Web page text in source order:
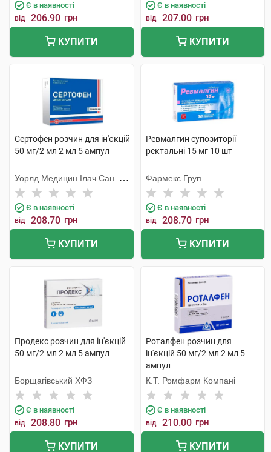
Є в наявності
від 206.90 грн
КУПИТИ
Є в наявності
від 207.00 грн
КУПИТИ
Сертофен розчин для ін'єкцій
50 мг/2 мл 2 мл 5 ампул
Уорлд Медицин Ілач Сан. Ве
Тідж
Є в наявності
від 208.70 грн
КУПИТИ
Ревмалгин супозиторії
ректальні 15 мг 10 шт
Фармекс Груп
Є в наявності
від 208.70 грн
КУПИТИ
Продекс розчин для ін'єкцій
50 мг/2 мл 2 мл 5 ампул
Борщагівський ХФЗ
Є в наявності
від 208.80 грн
КУПИТИ
Роталфен розчин для
ін'єкцій 50 мг/2 мл 2 мл 5
ампул
К.Т. Ромфарм Компані
Є в наявності
від 210.00 грн
КУПИТИ